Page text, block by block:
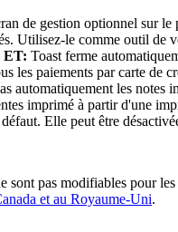
de gestion optionnel sur le
Utilisez-le comme outil de
ET: Toast ferme
les paiements par carte de
automatiquement les notes
imprimé à partir d'une
Elle peut être
sont pas modifiables pour
et au Royaume-Uni.